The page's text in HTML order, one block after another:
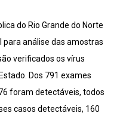
do Rio Grande do Norte
para análise das amostras
verificados os vírus
Dos 791 exames
foram detectáveis, todos
casos detectáveis, 160